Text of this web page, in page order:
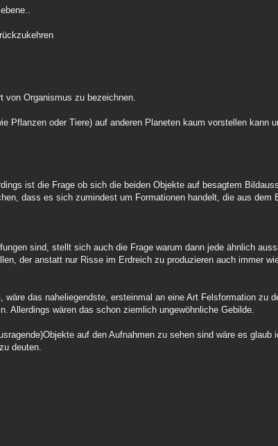
von Organismus zu bezeichnen.
Pflanzen oder Tiere) auf anderen Planeten kaum vorstellen kann
ist die Frage ob sich die beiden Objekte auf besagtem
dass es sich zumindest um Formationen handelt, die aus dem
sind, stellt sich auch die Frage warum dann jede ähnlich
der anstatt nur Risse im Erdreich zu produzieren auch immer
, wäre das naheliegendste, ersteinmal an eine Art Felsformation zu
Allerdings wären das schon ziemlich ungewöhnliche Gebilde.
auf den Aufnahmen zu sehen sind wäre es glaub
deuten.